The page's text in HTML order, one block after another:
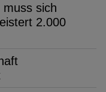
muss sich
2.000